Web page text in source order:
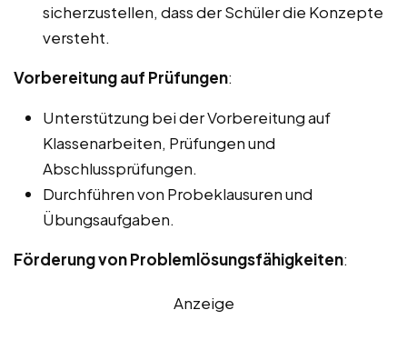
sicherzustellen, dass der Schüler die Konzepte
versteht.
Vorbereitung auf Prüfungen:
Unterstützung bei der Vorbereitung auf
Klassenarbeiten, Prüfungen und
Abschlussprüfungen.
Durchführen von Probeklausuren und
Übungsaufgaben.
Förderung von Problemlösungsfähigkeiten:
Anzeige